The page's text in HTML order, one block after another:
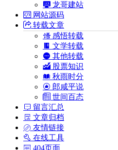
龙哥建站
网站源码
转载文章
感悟转载
文学转载
其他转载
股票知识
秋雨时分
郎咸平说
世间百态
留言汇总
文章归档
友情链接
在线工具
404页面